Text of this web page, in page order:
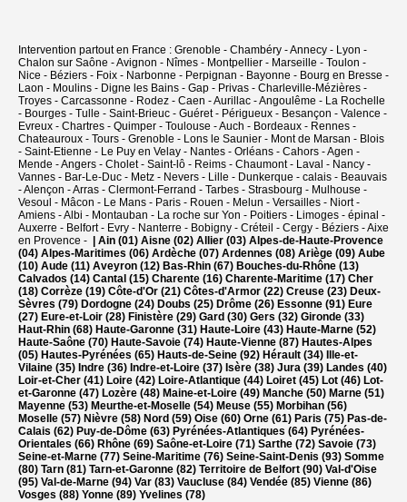
Intervention partout en France : Grenoble - Chambéry - Annecy - Lyon -
Chalon sur Saône - Avignon - Nîmes - Montpellier - Marseille - Toulon -
Nice - Béziers - Foix - Narbonne - Perpignan - Bayonne - Bourg en Bresse -
Laon - Moulins - Digne les Bains - Gap - Privas - Charleville-Mézières -
Troyes - Carcassonne - Rodez - Caen - Aurillac - Angoulême - La Rochelle
- Bourges - Tulle - Saint-Brieuc - Guéret - Périgueux - Besançon - Valence -
Evreux - Chartres - Quimper - Toulouse - Auch - Bordeaux - Rennes -
Chateauroux - Tours - Grenoble - Lons le Saunier - Mont de Marsan - Blois
- Saint-Etienne - Le Puy en Velay - Nantes - Orléans - Cahors - Agen -
Mende - Angers - Cholet - Saint-lô - Reims - Chaumont - Laval - Nancy -
Vannes - Bar-Le-Duc - Metz - Nevers - Lille - Dunkerque - calais - Beauvais
- Alençon - Arras - Clermont-Ferrand - Tarbes - Strasbourg - Mulhouse -
Vesoul - Mâcon - Le Mans - Paris - Rouen - Melun - Versailles - Niort -
Amiens - Albi - Montauban - La roche sur Yon - Poitiers - Limoges - épinal -
Auxerre - Belfort - Evry - Nanterre - Bobigny - Créteil - Cergy - Béziers - Aixe
en Provence -
| Ain (01) Aisne (02) Allier (03) Alpes-de-Haute-Provence
(04) Alpes-Maritimes (06) Ardèche (07) Ardennes (08) Ariège (09) Aube
(10) Aude (11) Aveyron (12) Bas-Rhin (67) Bouches-du-Rhône (13)
Calvados (14) Cantal (15) Charente (16) Charente-Maritime (17) Cher
(18) Corrèze (19) Côte-d'Or (21) Côtes-d'Armor (22) Creuse (23) Deux-
Sèvres (79) Dordogne (24) Doubs (25) Drôme (26) Essonne (91) Eure
(27) Eure-et-Loir (28) Finistère (29) Gard (30) Gers (32) Gironde (33)
Haut-Rhin (68) Haute-Garonne (31) Haute-Loire (43) Haute-Marne (52)
Haute-Saône (70) Haute-Savoie (74) Haute-Vienne (87) Hautes-Alpes
(05) Hautes-Pyrénées (65) Hauts-de-Seine (92) Hérault (34) Ille-et-
Vilaine (35) Indre (36) Indre-et-Loire (37) Isère (38) Jura (39) Landes (40)
Loir-et-Cher (41) Loire (42) Loire-Atlantique (44) Loiret (45) Lot (46) Lot-
et-Garonne (47) Lozère (48) Maine-et-Loire (49) Manche (50) Marne (51)
Mayenne (53) Meurthe-et-Moselle (54) Meuse (55) Morbihan (56)
Moselle (57) Nièvre (58) Nord (59) Oise (60) Orne (61) Paris (75) Pas-de-
Calais (62) Puy-de-Dôme (63) Pyrénées-Atlantiques (64) Pyrénées-
Orientales (66) Rhône (69) Saône-et-Loire (71) Sarthe (72) Savoie (73)
Seine-et-Marne (77) Seine-Maritime (76) Seine-Saint-Denis (93) Somme
(80) Tarn (81) Tarn-et-Garonne (82) Territoire de Belfort (90) Val-d'Oise
(95) Val-de-Marne (94) Var (83) Vaucluse (84) Vendée (85) Vienne (86)
Vosges (88) Yonne (89) Yvelines (78)